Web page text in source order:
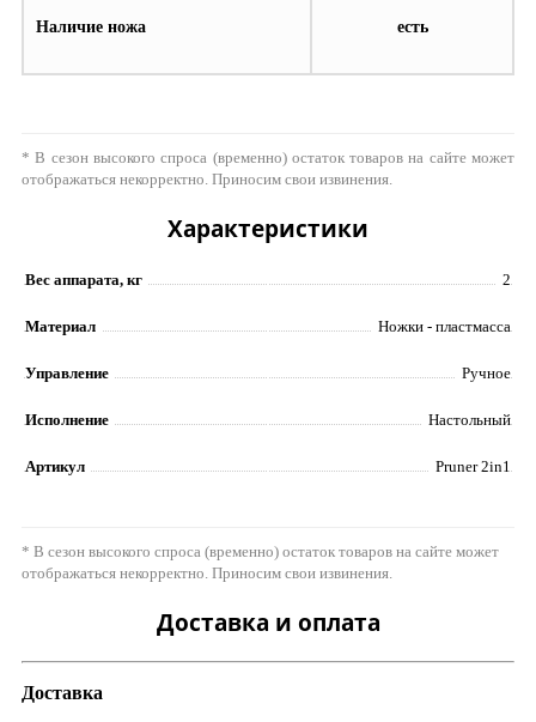
Наличие ножа есть
* В сезон высокого спроса (временно) остаток товаров на сайте может
отображаться некорректно. Приносим свои извинения.
Характеристики
Вес аппарата, кг 2
Материал Ножки - пластмасса
Управление Ручное
Исполнение Настольный
Артикул Pruner 2in1
* В сезон высокого спроса (временно) остаток товаров на сайте может
отображаться некорректно. Приносим свои извинения.
Доставка и оплата
Доставка